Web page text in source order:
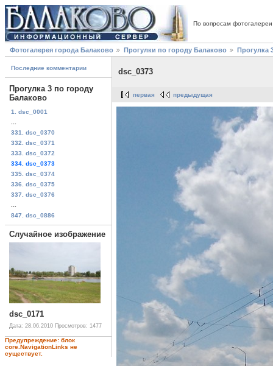
По вопросам
Фотогалерея города Балаково Прогулки по городу Балаково Прогулка
Последние комментарии
Прогулка 3 по городу
Балаково
1. dsc_0001
331. dsc_0370
332. dsc_0371
333. dsc_0372
334. dsc_0373
335. dsc_0374
336. dsc_0375
337. dsc_0376
847. dsc_0886
Случайное изображение
dsc_0171
Дата: 28.06.2010 Просмотров: 1477
Предупреждение: блок
core.NavigationLinks не
существует.
dsc_0373
первая предыдущая